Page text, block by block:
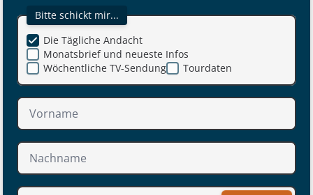
Bitte schickt mir...
Monatsbrief und neueste Infos
Die Tägliche Andacht
Wöchentliche TV-Sendung Tourdaten